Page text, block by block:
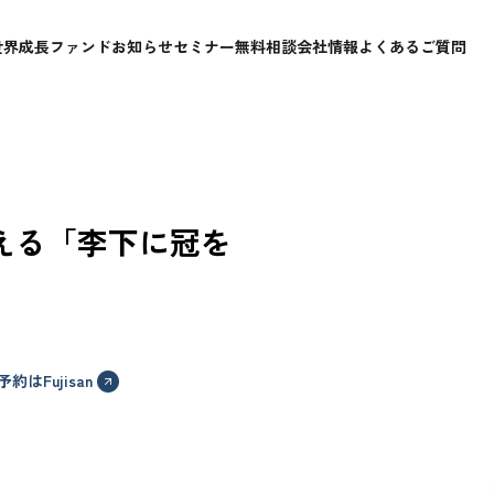
成長ファンドお知らせセミナー無料相談会社情報よくあるご質問
「李下に冠を
約はFujisan